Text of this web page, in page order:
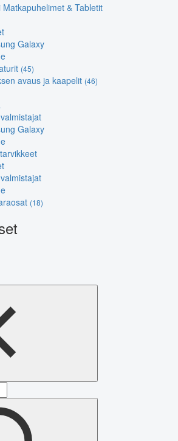
Matkapuhelimet & Tabletit
Galaxy
(45)
avaus ja kaapelit (46)
Galaxy
(18)